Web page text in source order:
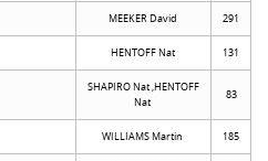
MEEKER David 291
HENTOFF Nat 131
SHAPIRO Nat ,HENTOFF
Nat
83
WILLIAMS Martin 185